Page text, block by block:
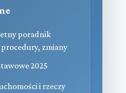
poradnik
zmiany
2025
i rzeczy